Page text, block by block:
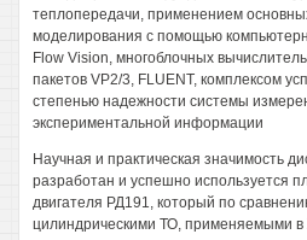
теплопередачи, применением
моделирования с помощью
Flow Vision, многоблочных
пакетов VP2/3, FLUENT, комплексом
степенью надежности системы
экспериментальной информации
Научная и практическая значимость
разработан и успешно используется
двигателя РД191, который по
цилиндрическими ТО, применяемыми